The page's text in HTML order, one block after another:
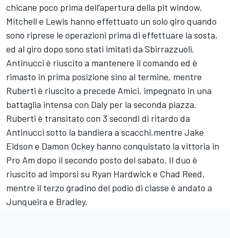
chicane poco prima dell’apertura della pit window.
Mitchell e Lewis hanno effettuato un solo giro quando
sono riprese le operazioni prima di effettuare la sosta,
ed al giro dopo sono stati imitati da Sbirrazzuoli.
Antinucci è riuscito a mantenere il comando ed è
rimasto in prima posizione sino al termine, mentre
Ruberti è riuscito a precede Amici, impegnato in una
battaglia intensa con Daly per la seconda piazza.
Ruberti è transitato con 3 secondi di ritardo da
Antinucci sotto la bandiera a scacchi,mentre Jake
Eidson e Damon Ockey hanno conquistato la vittoria in
Pro Am dopo il secondo posto del sabato. Il duo è
riuscito ad imporsi su Ryan Hardwick e Chad Reed,
mentre il terzo gradino del podio di classe è andato a
Junqueira e Bradley.